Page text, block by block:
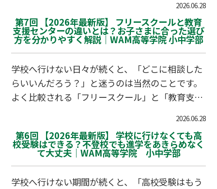
付もスタート。出席扱い制度や学習の遅れなど、
まずはお気軽にご相談ください。
2026.06.28
第7回 【2026年最新版】 フリースクールと教育
支援センターの違いとは？お子さまに合った選び
方を分かりやすく解説｜WAM高等学院 小中学部
学校へ行けない日々が続くと、「どこに相談した
らいいんだろう？」と迷うのは当然のことです。
よく比較される「フリースクール」と「教育支援
選び方の基準を知ることで、お子さまの今にぴっ
たりの場所が見えてくるかもしれません。
2026.06.28
第6回 【2026年最新版】 学校に行けなくても高
校受験はできる？不登校でも進学をあきらめなく
て大丈夫｜WAM高等学院 小中学部
学校へ行けない期間が続くと、「高校受験はもう